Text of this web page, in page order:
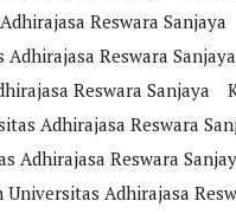
Reswara Sanjaya
Reswara Sanjaya
Reswara Sanjaya
Adhirajasa Reswara
Adhirajasa Reswara
Adhirajasa